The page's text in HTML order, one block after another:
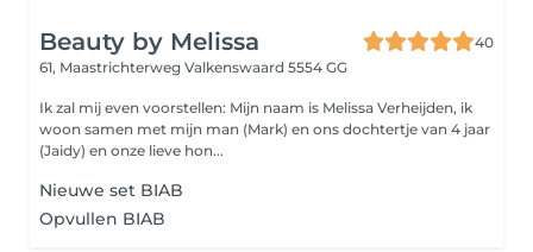
Beauty by Melissa
40
61, Maastrichterweg Valkenswaard 5554 GG
Ik zal mij even voorstellen: Mijn naam is Melissa Verheijden, ik
woon samen met mijn man (Mark) en ons dochtertje van 4 jaar
(Jaidy) en onze lieve hon...
Nieuwe set BIAB
Opvullen BIAB